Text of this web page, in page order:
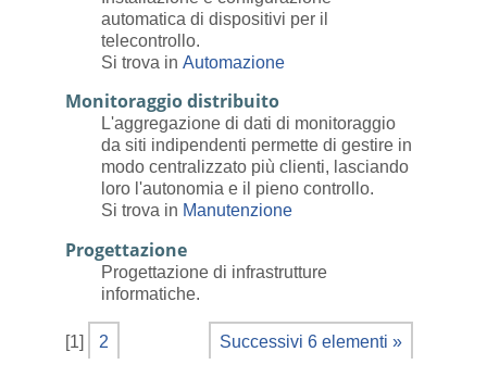
automatica di dispositivi per il
telecontrollo.
Si trova in Automazione
Monitoraggio distribuito
L'aggregazione di dati di monitoraggio
da siti indipendenti permette di gestire in
modo centralizzato più clienti, lasciando
loro l'autonomia e il pieno controllo.
Si trova in Manutenzione
Progettazione
Progettazione di infrastrutture
informatiche.
Successivi 6 elementi »
[1] 2